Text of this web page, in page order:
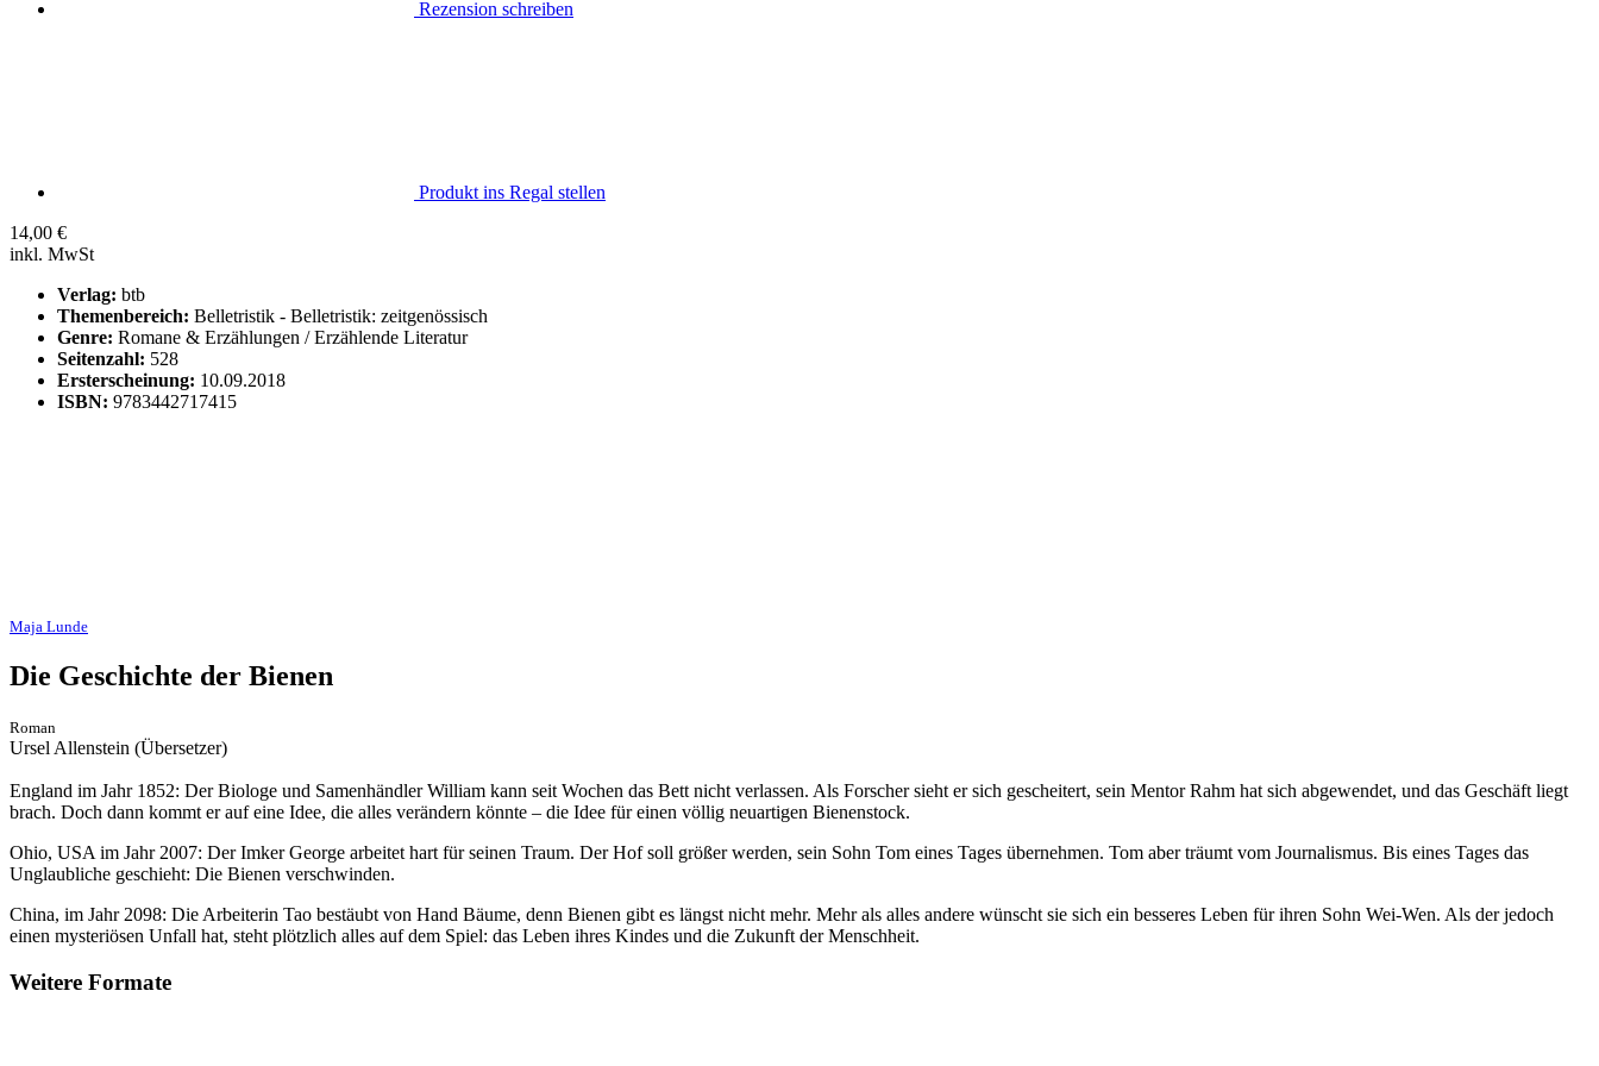
Rezension schreiben
Produkt ins Regal stellen
14,00 €
inkl. MwSt
Verlag: btb
Themenbereich: Belletristik - Belletristik: zeitgenössisch
Genre: Romane & Erzählungen / Erzählende Literatur
Seitenzahl: 528
Ersterscheinung: 10.09.2018
ISBN: 9783442717415
Maja Lunde
Die Geschichte der Bienen
Roman
Ursel Allenstein (Übersetzer)
England im Jahr 1852: Der Biologe und Samenhändler William kann seit Wochen das Bett nicht verlassen. Als Forscher sieht er sich gescheitert, sein Mentor Rahm hat sich abgewendet, und das Geschäft liegt
brach. Doch dann kommt er auf eine Idee, die alles verändern könnte – die Idee für einen völlig neuartigen Bienenstock.
Ohio, USA im Jahr 2007: Der Imker George arbeitet hart für seinen Traum. Der Hof soll größer werden, sein Sohn Tom eines Tages übernehmen. Tom aber träumt vom Journalismus. Bis eines Tages das
Unglaubliche geschieht: Die Bienen verschwinden.
China, im Jahr 2098: Die Arbeiterin Tao bestäubt von Hand Bäume, denn Bienen gibt es längst nicht mehr. Mehr als alles andere wünscht sie sich ein besseres Leben für ihren Sohn Wei-Wen. Als der jedoch
einen mysteriösen Unfall hat, steht plötzlich alles auf dem Spiel: das Leben ihres Kindes und die Zukunft der Menschheit.
Weitere Formate